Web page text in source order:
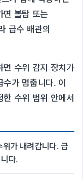
면 볼탑 또는
급수 배관의
면 수위 감지 장치가
가 멈춥니다. 이
수위 범위 안에서
가 내려갑니다. 급
다.